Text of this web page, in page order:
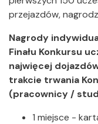
przejazdów,
Nagrody
Finału Konkursu
najwięcej
trakcie trwania
(pracownicy /
1 miejsce -